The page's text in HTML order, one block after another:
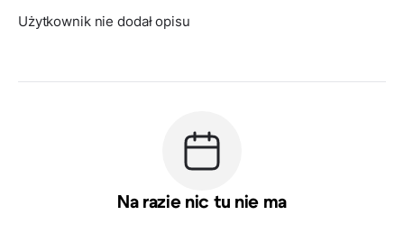
Użytkownik nie dodał opisu
Na razie nic tu nie ma